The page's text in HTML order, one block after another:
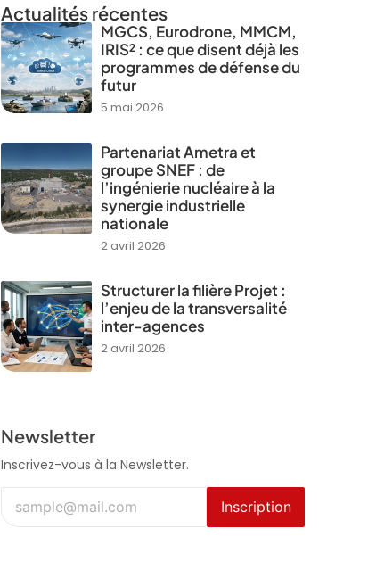
Actualités récentes
MGCS, Eurodrone, MMCM,
IRIS² : ce que disent déjà les
programmes de défense du
futur
5 mai 2026
Partenariat Ametra et
groupe SNEF : de
l’ingénierie nucléaire à la
synergie industrielle
nationale
2 avril 2026
Structurer la filière Projet :
l’enjeu de la transversalité
inter-agences
2 avril 2026
Newsletter
Inscrivez-vous à la Newsletter.
Inscription